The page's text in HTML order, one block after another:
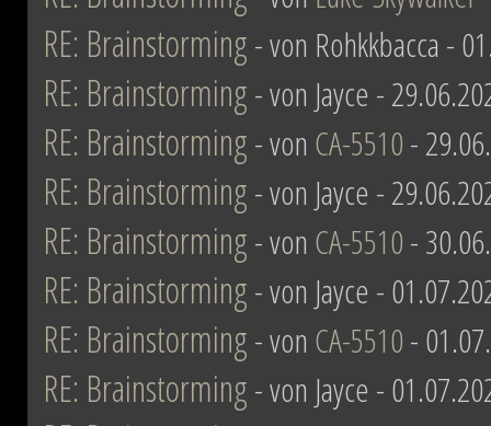
RE: Brainstorming- von Rohkkbacca -
RE: Brainstorming- von Jayce -
RE: Brainstorming- von CA-5510-
RE: Brainstorming- von Jayce -
RE: Brainstorming- von CA-5510-
RE: Brainstorming- von Jayce -
RE: Brainstorming- von CA-5510-
RE: Brainstorming- von Jayce -